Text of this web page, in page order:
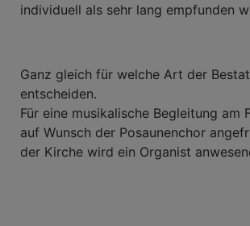
individuell als sehr lang empfunden
Ganz gleich für welche Art der
entscheiden.
Für eine musikalische Begleitung am
auf Wunsch der Posaunenchor
der Kirche wird ein Organist